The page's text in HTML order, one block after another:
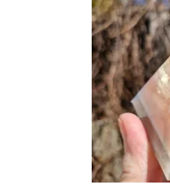
Dostupnost:
10111